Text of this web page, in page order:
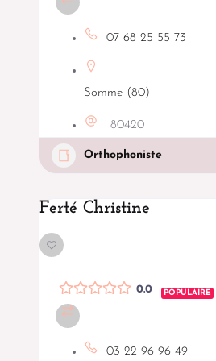
07 68 25 55 73
Somme (80)
80420
Orthophoniste
Ferté Christine
0.0 POPULAIRE
03 22 96 96 49